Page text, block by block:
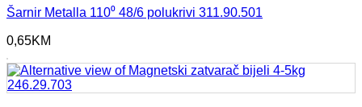
Šarnir Metalla 110⁰ 48/6 polukrivi 311.90.501
0,65KM